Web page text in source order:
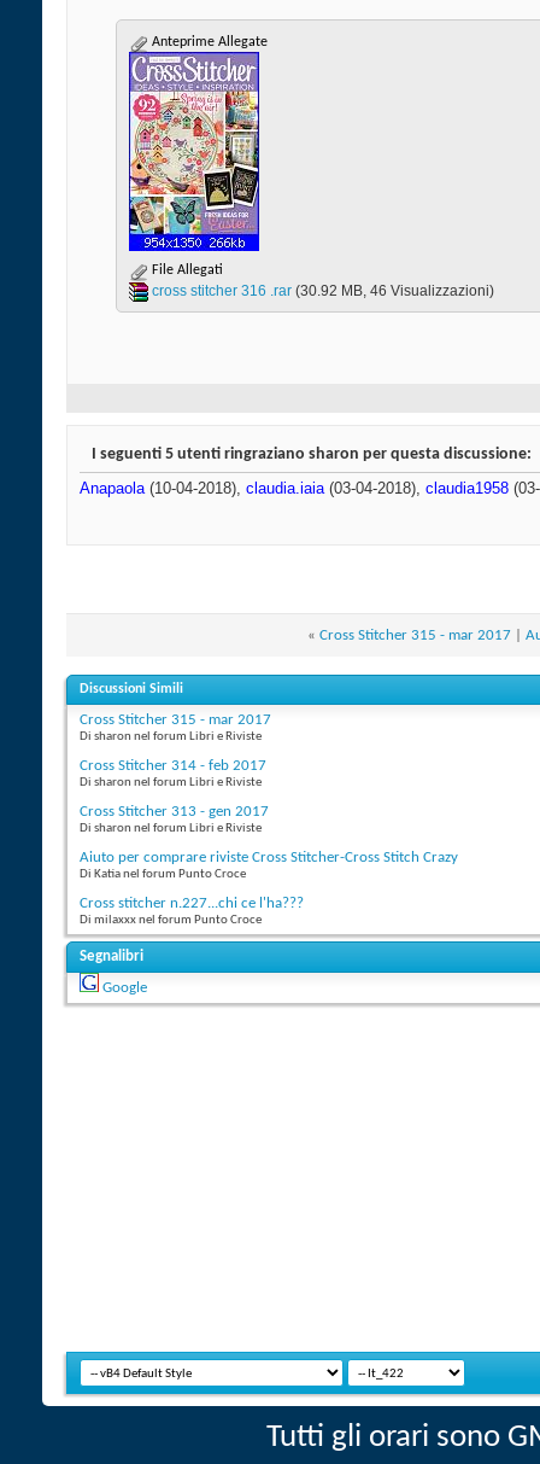
Anteprime Allegate
File Allegati
cross stitcher 316 .rar‎ (30.92 MB, 46 Visualizzazioni)
I seguenti 5 utenti ringraziano sharon per questa discussione:
Anapaola(10-04-2018), claudia.iaia(03-04-2018), claudia1958
« Cross Stitcher 315 - mar 2017|
Discussioni Simili
Cross Stitcher 315 - mar 2017
Di sharon nel forum Libri e Riviste
Cross Stitcher 314 - feb 2017
Di sharon nel forum Libri e Riviste
Cross Stitcher 313 - gen 2017
Di sharon nel forum Libri e Riviste
Aiuto per comprare riviste Cross Stitcher-Cross Stitch Crazy
Di Katia nel forum Punto Croce
Cross stitcher n.227...chi ce l'ha???
Di milaxxx nel forum Punto Croce
Segnalibri
Google
Tutti gli orari sono